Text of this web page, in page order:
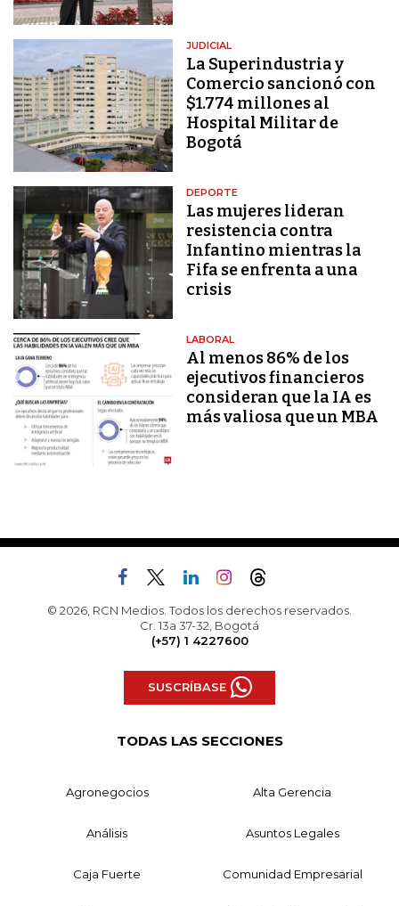
JUDICIAL
La Superindustria y
Comercio sancionó con
$1.774 millones al
Hospital Militar de
Bogotá
DEPORTE
Las mujeres lideran
resistencia contra
Infantino mientras la
Fifa se enfrenta a una
crisis
LABORAL
Al menos 86% de los
ejecutivos financieros
consideran que la IA es
más valiosa que un MBA
© 2026, RCN Medios. Todos los derechos reservados.
Cr. 13a 37-32, Bogotá
(+57) 1 4227600
SUSCRÍBASE
TODAS LAS SECCIONES
Agronegocios Alta Gerencia
Análisis Asuntos Legales
Caja Fuerte Comunidad Empresarial